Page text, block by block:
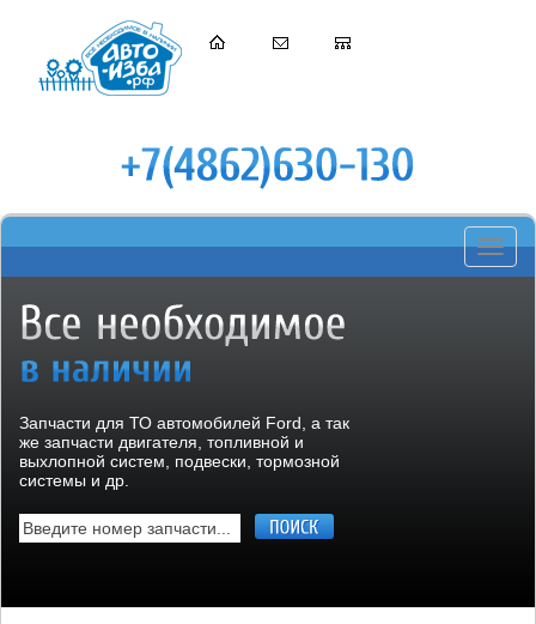
Toggle
Запчасти для ТО автомобилей Ford, а так
же запчасти двигателя, топливной и
выхлопной систем, подвески, тормозной
системы и др.